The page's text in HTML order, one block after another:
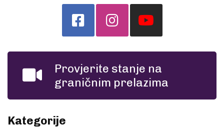
Provjerite stanje na
graničnim prelazima
Kategorije